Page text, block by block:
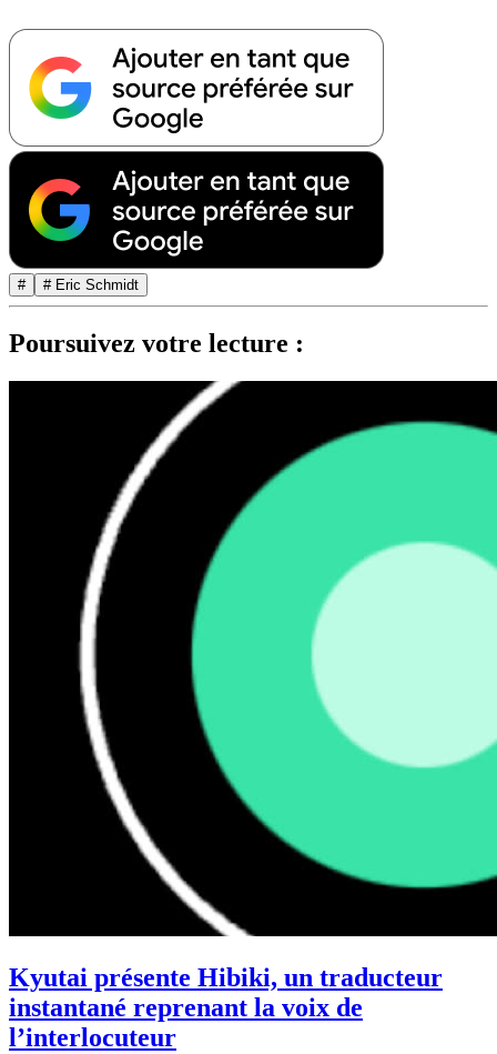
# # Eric Schmidt
Poursuivez votre lecture :
Kyutai présente Hibiki, un traducteur
instantané reprenant la voix de
l’interlocuteur